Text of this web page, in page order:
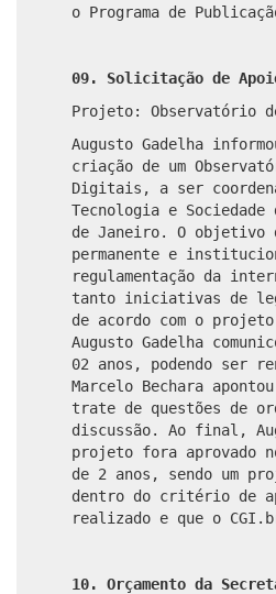
o Programa de
09. Solicitação de
Projeto: Observatório
Augusto Gadelha
criação de um
Digitais, a ser
Tecnologia e
de Janeiro. O objetivo
permanente e
regulamentação da
tanto iniciativas de
de acordo com o
Augusto Gadelha
02 anos, podendo ser
Marcelo Bechara
trate de questões de
discussão.
Ao final,
projeto fora aprovado
de 2 anos, sendo um
dentro do critério de
realizado e que o
10. Orçamento da